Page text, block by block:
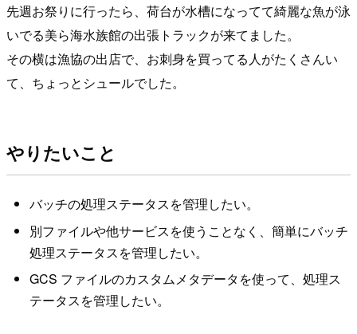
先週お祭りに行ったら、荷台が水槽になってて綺麗な魚が泳
いでる美ら海水族館の出張トラックが来てました。
その横は漁協の出店で、お刺身を買ってる人がたくさんい
て、ちょっとシュールでした。
やりたいこと
バッチの処理ステータスを管理したい。
別ファイルや他サービスを使うことなく、簡単にバッチ
処理ステータスを管理したい。
GCS ファイルのカスタムメタデータを使って、処理ス
テータスを管理したい。